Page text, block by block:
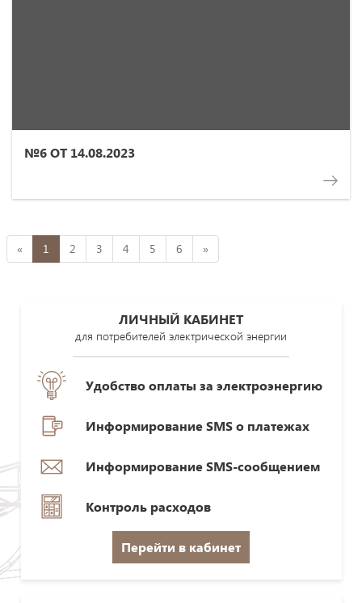
№6 ОТ 14.08.2023
« 1 2 3 4 5 6 »
ЛИЧНЫЙ КАБИНЕТ
для потребителей электрической энергии
Удобство оплаты за электроэнергию
Информирование SMS о платежах
Информирование SMS-сообщением
Контроль расходов
Перейти в кабинет